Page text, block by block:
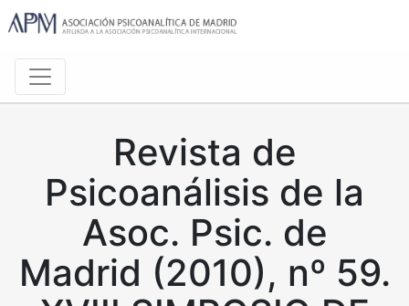
Revista de
Psicoanálisis de la
Asoc. Psic. de
Madrid (2010), nº 59.